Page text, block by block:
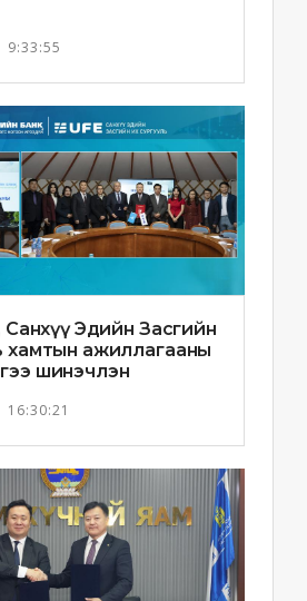
9:33:55
Санхүү Эдийн Засгийн
хамтын ажиллагааны
шинэчлэн